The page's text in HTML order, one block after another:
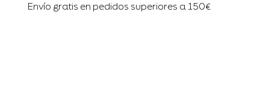
Envío gratis en pedidos superiores a 150€